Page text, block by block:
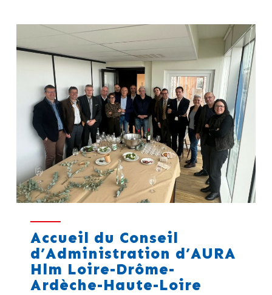
Accueil du Conseil
d’Administration d’AURA
Hlm Loire-Drôme-
Ardèche-Haute-Loire